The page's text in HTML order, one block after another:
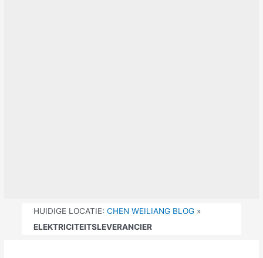
HUIDIGE LOCATIE:CHEN WEILIANG BLOG »
ELEKTRICITEITSLEVERANCIER